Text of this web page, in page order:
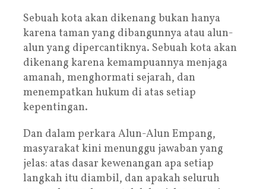
Sebuah kota akan dikenang bukan hanya
karena taman yang dibangunnya atau alun-
alun yang dipercantiknya. Sebuah kota akan
dikenang karena kemampuannya menjaga
amanah, menghormati sejarah, dan
menempatkan hukum di atas setiap
kepentingan.
Dan dalam perkara Alun-Alun Empang,
masyarakat kini menunggu jawaban yang
jelas: atas dasar kewenangan apa setiap
langkah itu diambil, dan apakah seluruh